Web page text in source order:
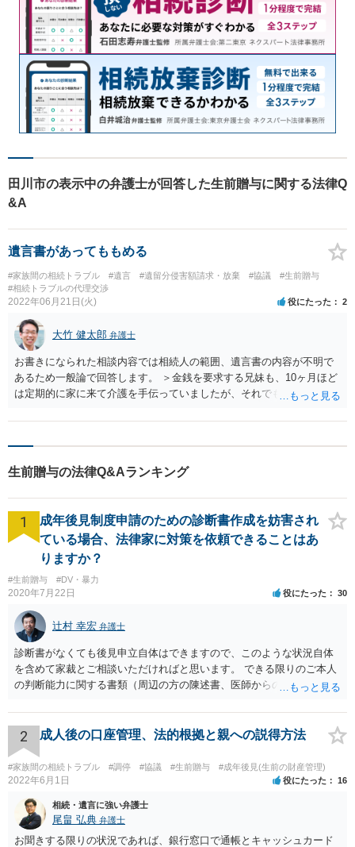
田川市の表示中の弁護士が回答した生前贈与に関する法律Q
&A
遺言書があってももめる
#家族間の相続トラブル #遺言 #遺留分侵害額請求・放棄 #協議
#生前贈与
#相続トラブルの代理交渉
2022年06月21日(火) 役にたった 2
大竹 健太郎 弁護士
お書きになられた相談内容では相続人の範囲、遺言書の内容が不明で
あるため一般論で回答します。 ＞金銭を要求する兄妹も、10ヶ月ほど
は定期的に家に来て介護を手伝っていましたが、それでもお金を渡す
ょう。 今は感情的になってよくわからない主張をしているけれども、
せん。 ＞また相続人ではない兄妹の配偶者が割って入ってくるのです
方々は控えてくださいと伝えてもらう方法が考えられます。 遺言書を
持参して、相続事件を取り扱う法律事務所にて直接弁護士に面談相談
を行い、相手方らの請求に根拠があるのか、今後のリスク、取るべき
対応、弁護士に交渉を依頼するべきかどうか助言を仰ぐべきでしょ
う。
生前贈与の法律Q&Aランキング
1
成年後見制度申請のための診断書作成を妨害され
ている場合、法律家に対策を依頼できることはあ
りますか？
#生前贈与 #DV・暴力
2020年7月22日 役にたった 30
辻村 幸宏 弁護士
診断書がなくても後見申立自体はできますので、このような状況自体
を含めて家裁とご相談いただければと思います。 できる限りのご本人
の判断能力に関する書類（周辺の方の陳述書、医師からの聴取書等）
をしていただければそこから先は進むのではないかと存じます。 ま
た、Aさんの意向を酌みすぎるあまりに後見申立ができない状況にして
いる施設の問題もありますので、当該地域の地域包括支援センターに
ご相談されるのもひとつの方法です。
2 成人後の口座管理、法的根拠と親への説得方法
#家族間の相続トラブル #調停 #協議 #生前贈与 #成年後見(生前の財産管理)
2022年6月1日 役にたった 16
相続・遺言に強い弁護士
尾畠 弘典 弁護士
お聞きする限りの状況であれば、銀行窓口で通帳とキャッシュカード